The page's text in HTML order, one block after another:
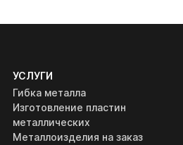
УСЛУГИ
Гибка металла
Изготовление пластин
металлических
Металлоизделия на заказ